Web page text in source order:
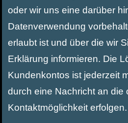
oder wir uns eine darüber
Datenverwendung
erlaubt ist und über die wir
Erklärung informieren. Die
Kundenkontos ist jederzeit
durch eine Nachricht an die
Kontaktmöglichkeit erfolgen.